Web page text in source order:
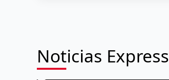
Noticias Express